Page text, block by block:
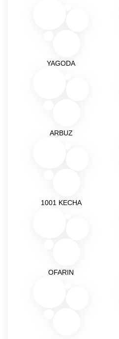
YAGODA
ARBUZ
1001 KECHA
OFARIN